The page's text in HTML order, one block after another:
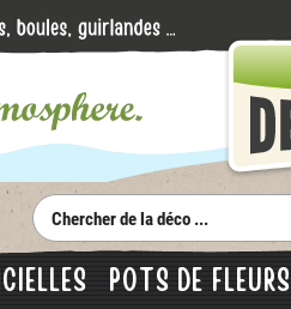
POTS DE FLEURS